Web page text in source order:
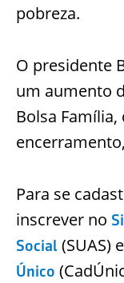
pobreza.
O presidente
um aumento
Bolsa
Para se
inscrever no
Social (SUAS)
Único